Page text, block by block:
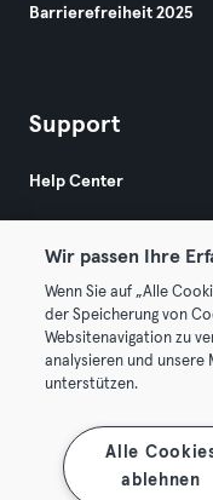
Barrierefreiheit 2025
Support
Help Center
© 2026 Urban
AGB Datenschutz
Vertrag hier
Wir passen Ihre
Wenn Sie auf „Alle
der Speicherung von
Websitenavigation zu
analysieren und unsere
unterstützen.
Alle
ablehnen